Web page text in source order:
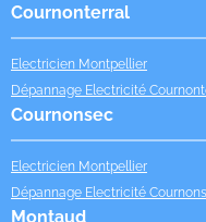
Cournonterral
Electricien Montpellier
Dépannage Electricité
Cournonsec
Electricien Montpellier
Dépannage Electricité
Montaud